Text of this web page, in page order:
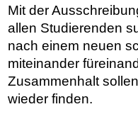
Mit der
allen Studierenden
nach einem neuen
miteinander
Zusammenhalt
wieder finden.